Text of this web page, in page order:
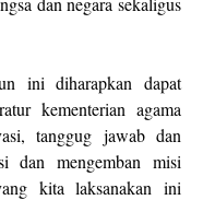
ini diharapkan dapat
kementerian agama
tanggug jawab dan
dan mengemban misi
kita laksanakan ini